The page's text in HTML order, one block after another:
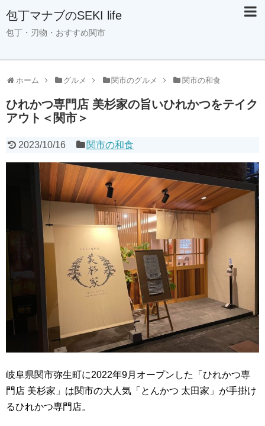
包丁マナブのSEKI life
包丁・刃物・おすすめ関市
ホーム グルメ 関市のグルメ 関市の和食
ひれかつ専門店 美杉家の旨いひれかつをテイク
アウト＜関市＞
2023/10/16 関市の和食
岐阜県関市弥生町に2022年9月オープンした「ひれかつ専
門店 美杉家」は関市の大人気「とんかつ 太田家」が手掛け
るひれかつ専門店。